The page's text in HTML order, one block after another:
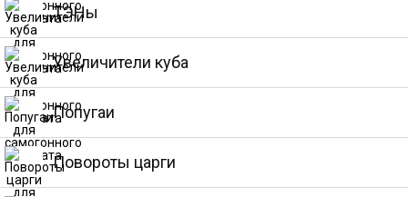
ТЭНы
Увеличители куба
Попугаи
Повороты царги